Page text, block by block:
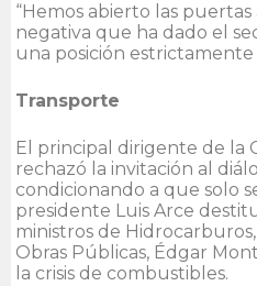
“Hemos abierto las
negativa que ha dado el
una posición estrictamente
Transporte
El principal dirigente de la
rechazó la invitación al
condicionando a que solo
presidente Luis Arce
ministros de
Obras Públicas, Édgar
la crisis de combustibles.